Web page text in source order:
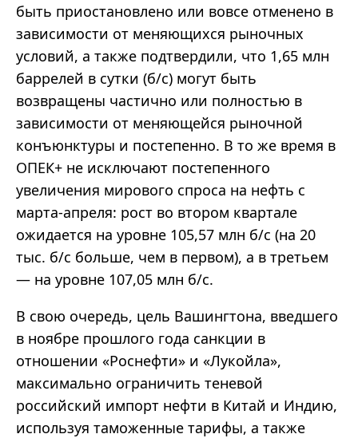
быть приостановлено или вовсе отменено в
зависимости от меняющихся рыночных
условий, а также подтвердили, что 1,65 млн
баррелей в сутки (б/с) могут быть
возвращены частично или полностью в
зависимости от меняющейся рыночной
конъюнктуры и постепенно. В то же время в
ОПЕК+ не исключают постепенного
увеличения мирового спроса на нефть с
марта-апреля: рост во втором квартале
ожидается на уровне 105,57 млн б/с (на 20
тыс. б/с больше, чем в первом), а в третьем
— на уровне 107,05 млн б/с.
В свою очередь, цель Вашингтона, введшего
в ноябре прошлого года санкции в
отношении «Роснефти» и «Лукойла»,
максимально ограничить теневой
российский импорт нефти в Китай и Индию,
используя таможенные тарифы, а также